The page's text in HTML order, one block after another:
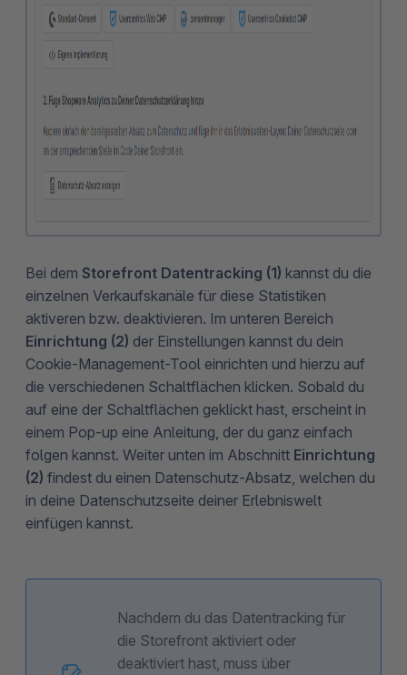
Bei dem Storefront Datentracking (1) kannst du die
einzelnen Verkaufskanäle für diese Statistiken
aktiveren bzw. deaktivieren. Im unteren Bereich
Einrichtung (2) der Einstellungen kannst du dein
Cookie-Management-Tool einrichten und hierzu auf
die verschiedenen Schaltflächen klicken. Sobald du
auf eine der Schaltflächen geklickt hast, erscheint in
einem Pop-up eine Anleitung, der du ganz einfach
folgen kannst. Weiter unten im Abschnitt Einrichtung
(2) findest du einen Datenschutz-Absatz, welchen du
in deine Datenschutzseite deiner Erlebniswelt
einfügen kannst.
Nachdem du das Datentracking für
die Storefront aktiviert oder
deaktiviert hast, muss über